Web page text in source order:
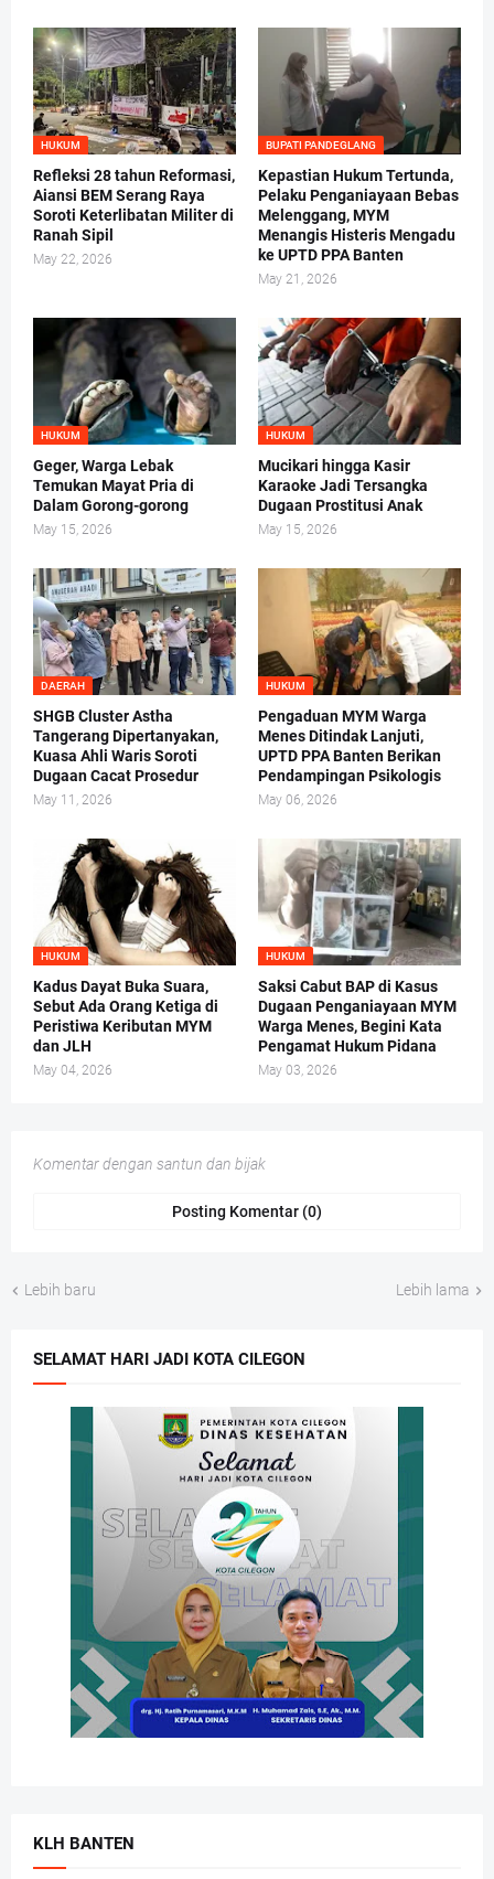
HUKUM
Refleksi 28 tahun Reformasi,
Aiansi BEM Serang Raya
Soroti Keterlibatan Militer di
Ranah Sipil
May 22, 2026
BUPATI PANDEGLANG
Kepastian Hukum Tertunda,
Pelaku Penganiayaan Bebas
Melenggang, MYM
Menangis Histeris Mengadu
ke UPTD PPA Banten
May 21, 2026
HUKUM
Geger, Warga Lebak
Temukan Mayat Pria di
Dalam Gorong-gorong
May 15, 2026
HUKUM
Mucikari hingga Kasir
Karaoke Jadi Tersangka
Dugaan Prostitusi Anak
May 15, 2026
DAERAH
SHGB Cluster Astha
Tangerang Dipertanyakan,
Kuasa Ahli Waris Soroti
Dugaan Cacat Prosedur
May 11, 2026
HUKUM
Pengaduan MYM Warga
Menes Ditindak Lanjuti,
UPTD PPA Banten Berikan
Pendampingan Psikologis
May 06, 2026
HUKUM
Kadus Dayat Buka Suara,
Sebut Ada Orang Ketiga di
Peristiwa Keributan MYM
dan JLH
May 04, 2026
HUKUM
Saksi Cabut BAP di Kasus
Dugaan Penganiayaan MYM
Warga Menes, Begini Kata
Pengamat Hukum Pidana
May 03, 2026
Komentar dengan santun dan bijak
Posting Komentar (0)
Lebih baru Lebih lama
SELAMAT HARI JADI KOTA CILEGON
KLH BANTEN